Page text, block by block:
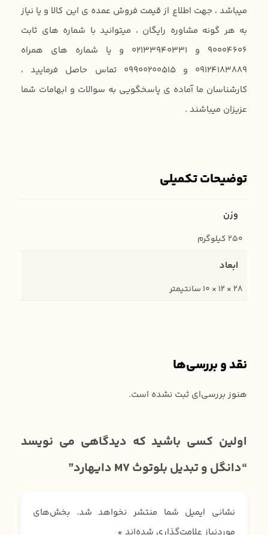
میباشد ، جهت اطلاع از قیمت فروش عمده ی این کالا و یا نیاز
به هر گونه مشاوره رایگان ، میتوانید با شماره های ثابت
90004606 و 02133940331 و یا شماره های همراه
09124183889 و 09900200515 تماس حاصل فرمایید ،
کارشناسان ما آماده ی پاسخگویی به سوالات و ابهامات شما
عزیزان میباشند .
توضیحات تکمیلی
وزن
250 کیلوگرم
ابعاد
28 × 12 × 10 سانتیمتر
نقد و بررسی‌ها
هنوز بررسی‌ای ثبت نشده است.
اولین کسی باشید که دیدگاهی می نویسد
“دانگل و تبدیل بلوتوث M7 دایهارد”
نشانی ایمیل شما منتشر نخواهد شد. بخش‌های